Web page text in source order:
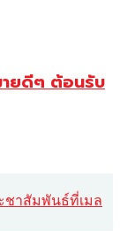
ยดีๆ ต้อนรับ
ะชาสัมพันธ์ที่เมล